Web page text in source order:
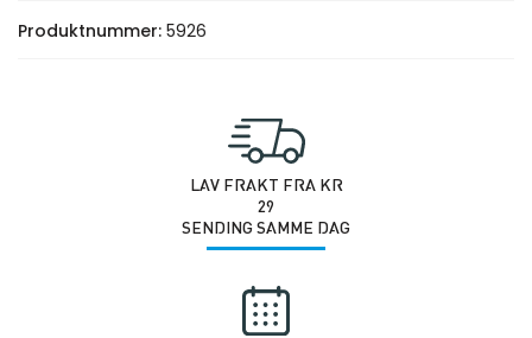
Elite
Produktnummer: 5926
LAV FRAKT FRA KR
29
SENDING SAMME DAG